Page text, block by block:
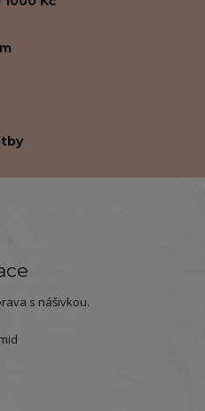
s nášivkou.